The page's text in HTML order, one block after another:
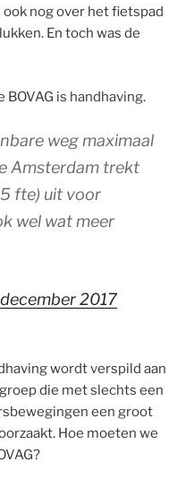
nog over het fietspad
En toch was de
BOVAG is handhaving.
weg maximaal
Amsterdam trekt
fte) uit voor
wel wat meer
2017
wordt verspild aan
die met slechts een
een groot
Hoe moeten we